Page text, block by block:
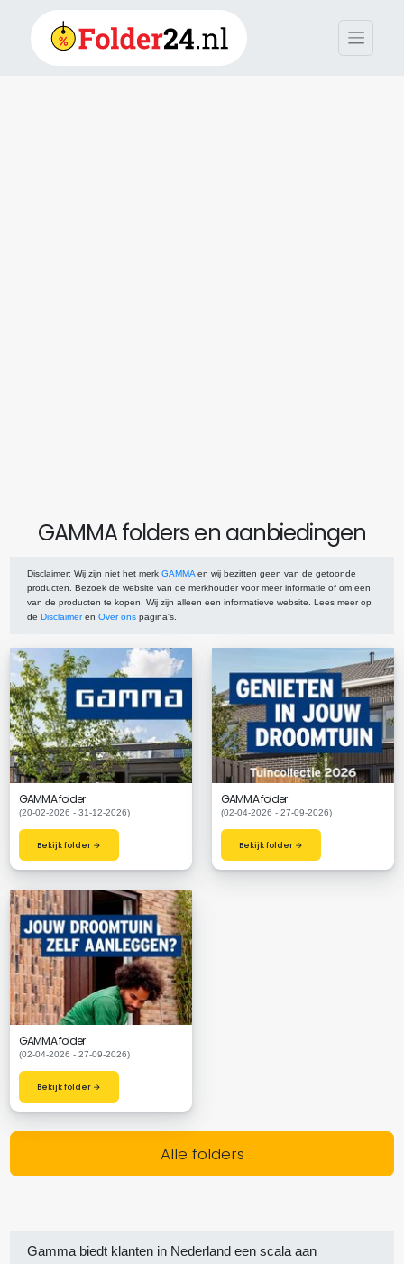
GAMMA folders en aanbiedingen
Disclaimer: Wij zijn niet het merk GAMMA en wij bezitten geen van de getoonde
producten. Bezoek de website van de merkhouder voor meer informatie of om een
van de producten te kopen. Wij zijn alleen een informatieve website. Lees meer op
de Disclaimeren Over ons pagina's.
GAMMA folder
(20-02-2026 - 31-12-2026)
Bekijk folder →
GAMMA folder
(02-04-2026 - 27-09-2026)
Bekijk folder →
GAMMA folder
(02-04-2026 - 27-09-2026)
Bekijk folder →
Alle folders
Gamma biedt klanten in Nederland een scala aan